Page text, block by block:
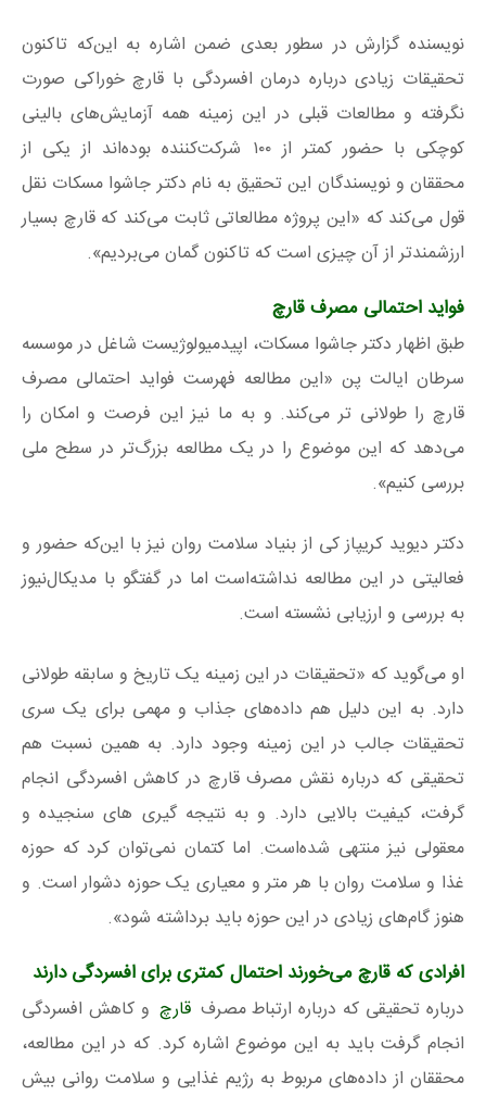
نویسنده گزارش در سطور بعدی ضمن اشاره به این‌که تاکنون
تحقیقات زیادی درباره درمان افسردگی با قارچ خوراکی صورت
نگرفته و مطالعات قبلی در این زمینه همه آزمایش‌های بالینی
کوچکی با حضور کمتر از ۱۰۰ شرکت‌کننده بوده‌اند از یکی از
محققان و نویسندگان این تحقیق به نام دکتر جاشوا مسکات نقل
قول می‌کند که «این پروژه مطالعاتی ثابت می‌کند که قارچ بسیار
ارزشمندتر از آن چیزی است که تاکنون گمان می‌بردیم».
فواید احتمالی مصرف قارچ
طبق اظهار دکتر جاشوا مسکات، اپیدمیولوژیست شاغل در موسسه
سرطان ایالت پن «این مطالعه فهرست فواید احتمالی مصرف
قارچ را طولانی‌ تر می‌کند. و به ما نیز این فرصت و امکان را
می‌دهد که این موضوع را در یک مطالعه بزرگ‌تر در سطح ملی
بررسی کنیم».
دکتر دیوید کریپاز کی از بنیاد سلامت روان نیز با این‌که حضور و
فعالیتی در این مطالعه نداشته‌است اما در گفتگو با مدیکال‌نیوز
به بررسی و ارزیابی نشسته است.
او می‌گوید که «تحقیقات در این زمینه یک تاریخ و سابقه طولانی
دارد. به این دلیل هم داده‌های جذاب و مهمی برای یک سری
تحقیقات جالب در این زمینه وجود دارد. به همین نسبت هم
تحقیقی که درباره نقش مصرف قارچ در کاهش افسردگی انجام
گرفت، کیفیت بالایی دارد. و به نتیجه‌ گیری‌ های سنجیده و
معقولی نیز منتهی شده‌است. اما کتمان نمی‌توان کرد که حوزه
غذا و سلامت روان با هر متر و معیاری یک حوزه دشوار است. و
هنوز گام‌های زیادی در این حوزه باید برداشته شود».
افرادی که قارچ می‌خورند احتمال کمتری برای افسردگی دارند
درباره تحقیقی که درباره ارتباط مصرف قارچ و کاهش افسردگی
انجام گرفت باید به این موضوع اشاره کرد. که در این مطالعه،
محققان از داده‌های مربوط به رژیم غذایی و سلامت روانی بیش